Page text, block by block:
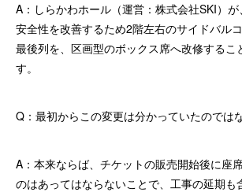
A：しらかわホール（運営：株式会社SKI）
安全性を改善するため2階左右のサイドバル
最後列を、区画型のボックス席へ改修するこ
す。
Q：最初からこの変更は分かっていたのでは
A：本来ならば、チケットの販売開始後に座
のはあってはならないことで、工事の延期も